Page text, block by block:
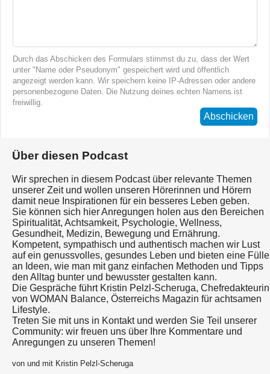
Durch das Abschicken des Formulars stimmst du zu, dass der Wert
unter "Name oder Pseudonym" gespeichert wird und öffentlich
angezeigt werden kann. Wir speichern keine IP-Adressen oder andere
personenbezogene Daten. Die Nutzung deines echten Namens ist
freiwillig.
Abschicken
Über diesen Podcast
Wir sprechen in diesem Podcast über relevante Themen
unserer Zeit und wollen unseren Hörerinnen und Hörern
damit neue Inspirationen für ein besseres Leben geben.
Sie können sich hier Anregungen holen aus den Bereichen
Spiritualität, Achtsamkeit, Psychologie, Wellness,
Gesundheit, Medizin, Bewegung und Ernährung.
Kompetent, sympathisch und authentisch machen wir Lust
auf ein genussvolles, gesundes Leben und bieten eine Fülle
an Ideen, wie man mit ganz einfachen Methoden und Tipps
den Alltag bunter und bewusster gestalten kann.
Die Gespräche führt Kristin Pelzl-Scheruga, Chefredakteurin
von WOMAN Balance, Österreichs Magazin für achtsamen
Lifestyle.
Treten Sie mit uns in Kontakt und werden Sie Teil unserer
Community: wir freuen uns über Ihre Kommentare und
Anregungen zu unseren Themen!
von und mit Kristin Pelzl-Scheruga